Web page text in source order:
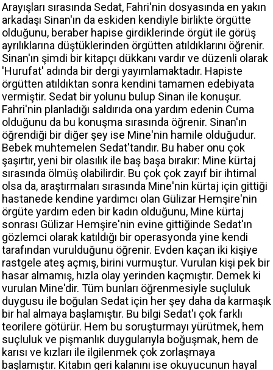
Arayışları sırasında Sedat, Fahri'nin dosyasında en yakın
arkadaşı Sinan'ın da eskiden kendiyle birlikte örgütte
olduğunu, beraber hapise girdiklerinde örgüt ile görüş
ayrılıklarına düştüklerinden örgütten atıldıklarını öğrenir.
Sinan'ın şimdi bir kitapçı dükkanı vardır ve düzenli olarak
'Hurufat' adında bir dergi yayımlamaktadır. Hapiste
örgütten atıldıktan sonra kendini tamamen edebiyata
vermiştir. Sedat bir yolunu bulup Sinan ile konuşur.
Fahri'nin planladığı saldırıda ona yardım edenin Cuma
olduğunu da bu konuşma sırasında öğrenir. Sinan'ın
öğrendiği bir diğer şey ise Mine'nin hamile olduğudur.
Bebek muhtemelen Sedat'tandır. Bu haber onu çok
şaşırtır, yeni bir olasılık ile baş başa bırakır: Mine kürtaj
sırasında ölmüş olabilirdir. Bu çok çok zayıf bir ihtimal
olsa da, araştırmaları sırasında Mine'nin kürtaj için gittiği
hastanede kendine yardımcı olan Gülizar Hemşire'nin
örgüte yardım eden bir kadın olduğunu, Mine kürtaj
sonrası Gülizar Hemşire'nin evine gittiğinde Sedat'ın
gözlemci olarak katıldığı bir operasyonda yine kendi
tarafından vurulduğunu öğrenir. Evden kaçan iki kişiye
rastgele ateş açmış, birini vurmuştur. Vurulan kişi pek bir
hasar almamış, hızla olay yerinden kaçmıştır. Demek ki
vurulan Mine'dir. Tüm bunları öğrenmesiyle suçluluk
duygusu ile boğulan Sedat için her şey daha da karmaşık
bir hal almaya başlamıştır. Bu bilgi Sedat'ı çok farklı
teorilere götürür. Hem bu soruşturmayı yürütmek, hem
suçluluk ve pişmanlık duygularıyla boğuşmak, hem de
karısı ve kızları ile ilgilenmek çok zorlaşmaya
başlamıştır. Kitabın geri kalanını ise okuyucunun hayal